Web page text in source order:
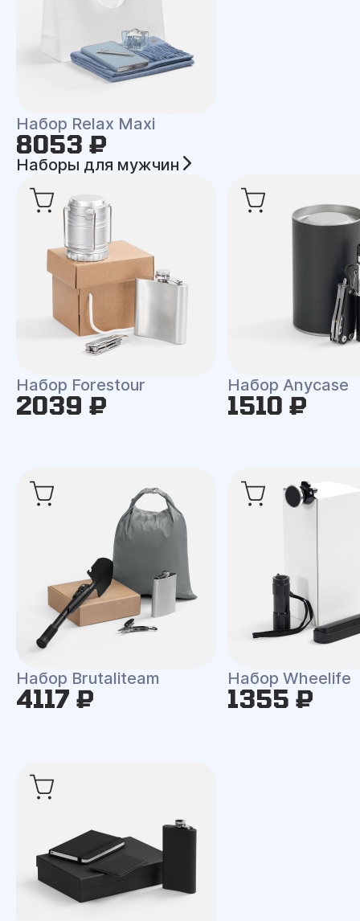
Набор Relax Maxi
8053 ₽
Наборы для мужчин
Набор Forestour
2039 ₽
Набор Anycase
1510 ₽
Набор Brutaliteam
4117 ₽
Набор Wheelife
1355 ₽